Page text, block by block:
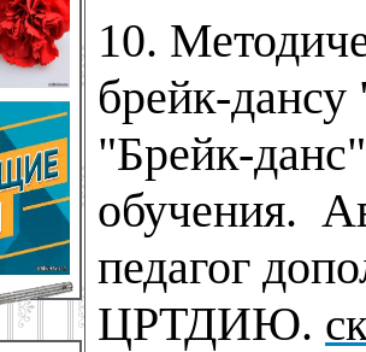
10.
брейк-
"Брейк-
обучения.
педагог
ЦРТДИЮ.